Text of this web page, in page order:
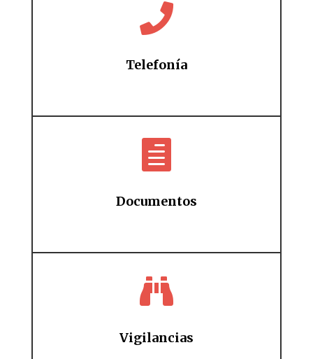

Telefonía

Documentos

Vigilancias